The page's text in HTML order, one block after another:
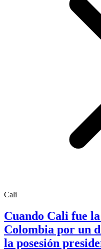
Cali
Cuando Cali fue
Colombia por un
la posesión